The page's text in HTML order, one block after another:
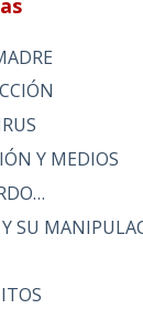
Y MEDIOS
SU